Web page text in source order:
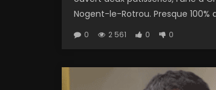
Nogent-le-Rotrou. Presque 100%
0 2 561 0 0